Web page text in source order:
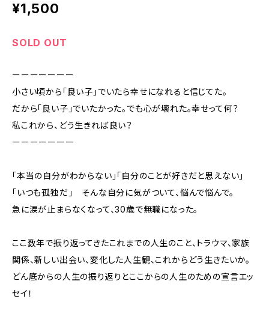
¥1,500
SOLD OUT
ーーーーーーー
小さい頃から「良い子」でいたら幸せになれると信じてた。
だから「良い子」でいたかった。でも心が壊れた。幸せって何？
私これから、どう生きれば良い？
ーーーーーーー
「本当の自分がわからない」「自分のことが好きだと思えない」
「いつも孤独だ」 そんな自分に気がついて、悩んで悩んで。
急に涙が止まらなくなって、30歳で無職になった。
ここ数年で振り返ってきたこれまでの人生のこと、トラウマ、家族
関係、新しい出会い、変化した人生観、これからどう生きたいか。
どん底からの人生の振り返りとここからの人生のための宣言エッ
セイ！